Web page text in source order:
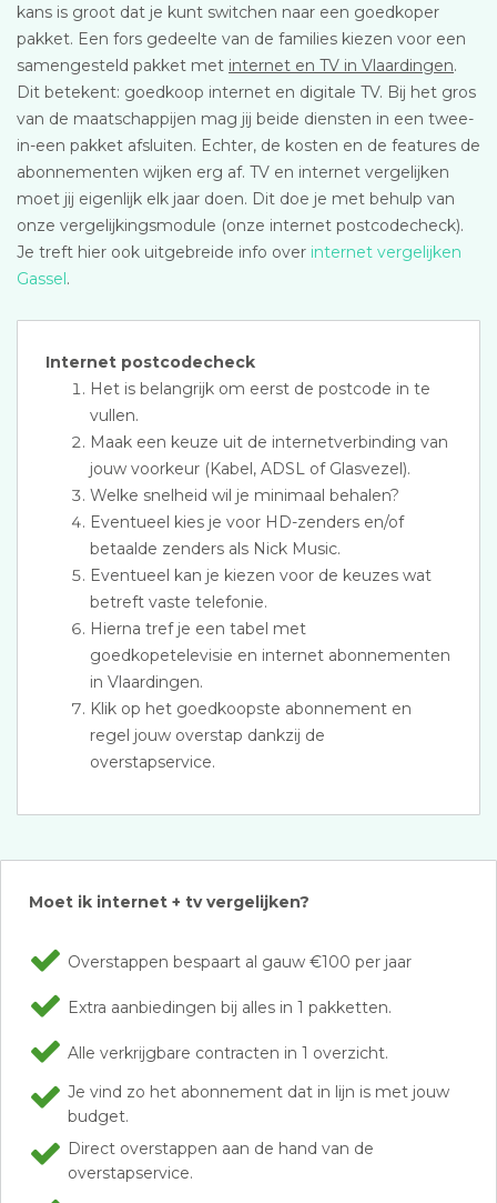
kans is groot dat je kunt switchen naar een goedkoper
pakket. Een fors gedeelte van de families kiezen voor een
samengesteld pakket met internet en TV in Vlaardingen.
Dit betekent: goedkoop internet en digitale TV. Bij het gros
van de maatschappijen mag jij beide diensten in een twee-
in-een pakket afsluiten. Echter, de kosten en de features de
abonnementen wijken erg af. TV en internet vergelijken
moet jij eigenlijk elk jaar doen. Dit doe je met behulp van
onze vergelijkingsmodule (onze internet postcodecheck).
Je treft hier ook uitgebreide info over internet vergelijken
Gassel.
Internet postcodecheck
Het is belangrijk om eerst de postcode in te
vullen.
Maak een keuze uit de internetverbinding van
jouw voorkeur (Kabel, ADSL of Glasvezel).
Welke snelheid wil je minimaal behalen?
Eventueel kies je voor HD-zenders en/of
betaalde zenders als Nick Music.
Eventueel kan je kiezen voor de keuzes wat
betreft vaste telefonie.
Hierna tref je een tabel met
goedkopetelevisie en internet abonnementen
in Vlaardingen.
Klik op het goedkoopste abonnement en
regel jouw overstap dankzij de
overstapservice.
Moet ik internet + tv vergelijken?
Overstappen bespaart al gauw €100 per jaar
Extra aanbiedingen bij alles in 1 pakketten.
Alle verkrijgbare contracten in 1 overzicht.
Je vind zo het abonnement dat in lijn is met jouw
budget.
Direct overstappen aan de hand van de
overstapservice.